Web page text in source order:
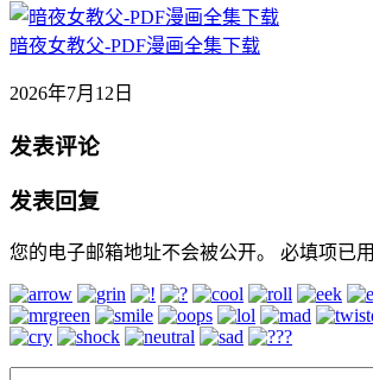
暗夜女教父-PDF漫画全集下载
2026年7月12日
发表评论
发表回复
您的电子邮箱地址不会被公开。 必填项已用